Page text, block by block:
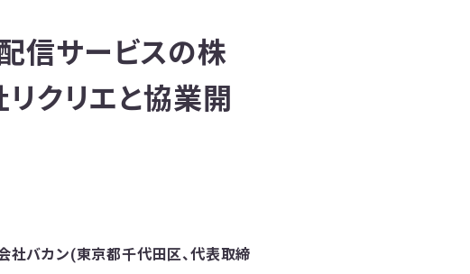
信サービスの株
クリエと協業開
社バカン(東京都千代田区、代表取締